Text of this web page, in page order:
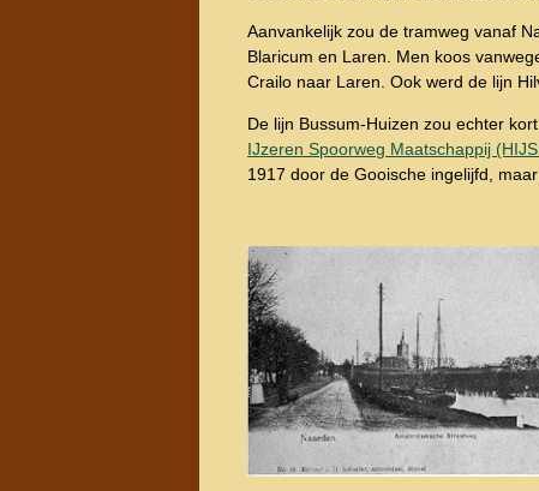
Aanvankelijk zou de tramweg vanaf
Blaricum en Laren. Men koos
Crailo naar Laren. Ook werd de lijn
De lijn Bussum-Huizen zou echter
IJzeren Spoorweg Maatschappij
1917 door de Gooische ingelijfd,